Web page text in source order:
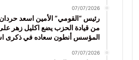
07/07/2026
رئيس “القومي” الأمين اسعد
من قيادة الحزب يضع اكليل زهر
المؤسس أنطون سعاده في ذكرى
07/07/2026